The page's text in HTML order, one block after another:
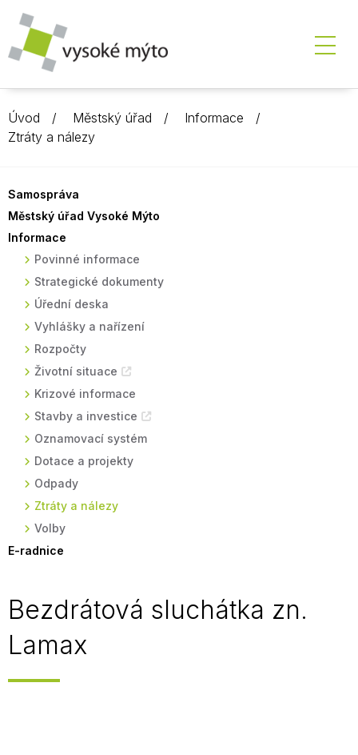
Úvod Městský úřad
Informace
Ztráty a nálezy
Samospráva
Městský úřad Vysoké Mýto
Informace
Povinné informace
Strategické dokumenty
Úřední deska
Vyhlášky a nařízení
Rozpočty
Životní situace
Krizové informace
Stavby a investice
Oznamovací systém
Dotace a projekty
Odpady
Ztráty a nálezy
Volby
E-radnice
Bezdrátová sluchátka zn.
Lamax